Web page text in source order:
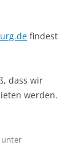
findest
dass wir
werden.
unter